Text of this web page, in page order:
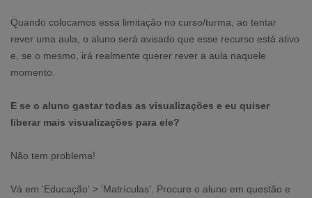
Quando colocamos essa limitação no curso/turma, ao tentar
rever uma aula, o aluno será avisado que esse recurso está ativo
e, se o mesmo, irá realmente querer rever a aula naquele
momento.
E se o aluno gastar todas as visualizações e eu quiser
liberar mais visualizações para ele?
Não tem problema!
Vá em 'Educação' > 'Matrículas'. Procure o aluno em questão e